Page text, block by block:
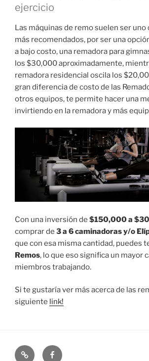
ejercicio
Las máquinas de remo suelen ser uno
más recomendados, por ser una
a bajo costo, una remadora para
los $30,000 aproximadamente,
remadora residencial oscila los
gran diferencia de costo de las
otros equipos, te permite hacer una
invirtiendo en la remadora y más
Con una inversión de $150,000 a
comprar de 3 a 6 caminadoras y/o
que con esa misma cantidad, puedes
Remos, lo que eso significa un mayor
miembros trabajando.
Si te gustaría ver más acerca de las
siguiente link!
ProfitnessFacebook